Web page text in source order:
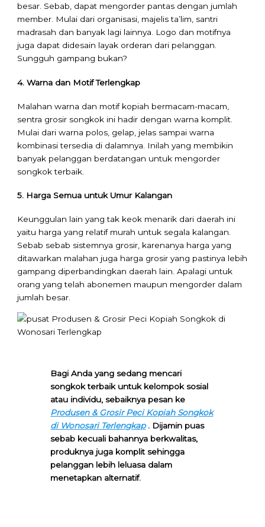
besar. Sebab, dapat mengorder pantas dengan jumlah
member. Mulai dari organisasi, majelis ta’lim, santri
madrasah dan banyak lagi lainnya. Logo dan motifnya
juga dapat didesain layak orderan dari pelanggan.
Sungguh gampang bukan?
4. Warna dan Motif Terlengkap
Malahan warna dan motif kopiah bermacam-macam,
sentra grosir songkok ini hadir dengan warna komplit.
Mulai dari warna polos, gelap, jelas sampai warna
kombinasi tersedia di dalamnya. Inilah yang membikin
banyak pelanggan berdatangan untuk mengorder
songkok terbaik.
5. Harga Semua untuk Umur Kalangan
Keunggulan lain yang tak keok menarik dari daerah ini
yaitu harga yang relatif murah untuk segala kalangan.
Sebab sebab sistemnya grosir, karenanya harga yang
ditawarkan malahan juga harga grosir yang pastinya lebih
gampang diperbandingkan daerah lain. Apalagi untuk
orang yang telah abonemen maupun mengorder dalam
jumlah besar.
Bagi Anda yang sedang mencari
songkok terbaik untuk kelompok sosial
atau individu, sebaiknya pesan ke
Produsen & Grosir Peci Kopiah Songkok
di Wonosari Terlengkap. Dijamin puas
sebab kecuali bahannya berkwalitas,
produknya juga komplit sehingga
pelanggan lebih leluasa dalam
menetapkan alternatif.